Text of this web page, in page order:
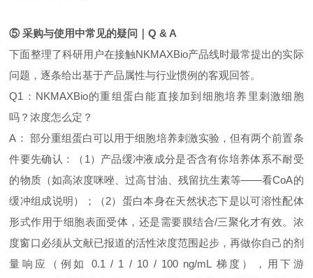
⑤ 采购与使用中常见的疑问｜Q & A
下面整理了科研用户在接触NKMAXBio产品线时最常提出的实际
问题，逐条给出基于产品属性与行业惯例的客观回答。
Q1：NKMAXBio的重组蛋白能直接加到细胞培养里刺激细胞
吗？浓度怎么定？
A： 部分重组蛋白可以用于细胞培养刺激实验，但有两个前置条
件要先确认：（1）产品缓冲液成分是否含有你培养体系不耐受
的物质（如高浓度咪唑、过高甘油、残留抗生素等——看CoA的
缓冲组成说明）；（2）蛋白本身在天然状态下是以可溶性配体
形式作用于细胞表面受体，还是需要膜结合/三聚化才有效。浓
度窗口必须从文献已报道的活性浓度范围起步，再做你自己的剂
量响应（例如 0.1 / 1 / 10 / 100 ng/mL 梯度），用下游